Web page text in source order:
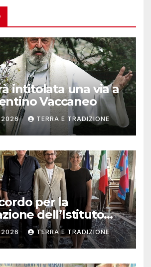
intitolata una via a
Vaccaneo
2026 TERRA E TRADIZIONE
per la
dell’Istituto
Rocca
2026 TERRA E TRADIZIONE